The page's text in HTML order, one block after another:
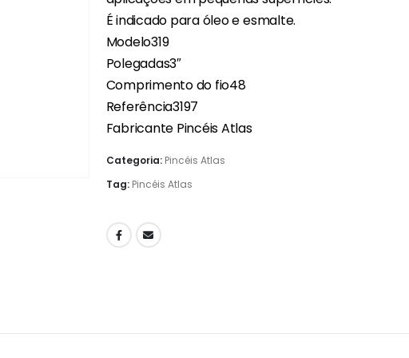
É indicado para óleo e esmalte.
Modelo319
Polegadas3″
Comprimento do fio48
Referência3197
Fabricante Pincéis Atlas
Categoria: Pincéis Atlas
Tag: Pincéis Atlas